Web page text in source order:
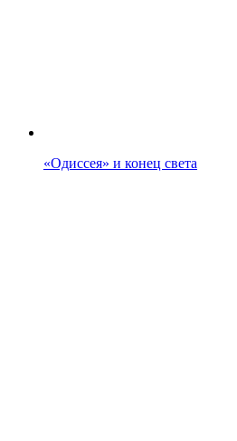
«Одиссея» и конец света